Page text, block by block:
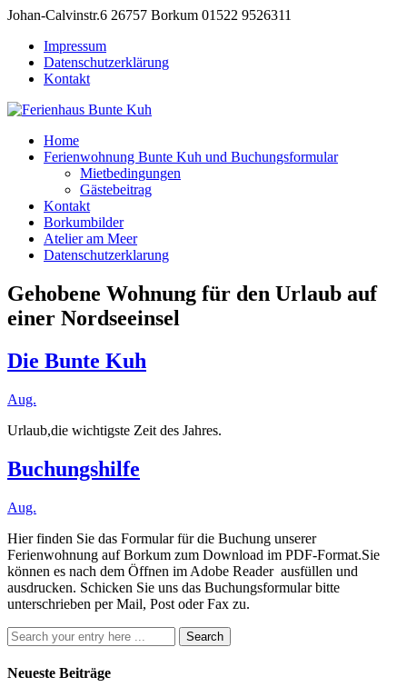
Johan-Calvinstr.6 26757 Borkum 01522 9526311
Impressum
Datenschutzerklärung
Kontakt
Home
Ferienwohnung Bunte Kuh und Buchungsformular
Mietbedingungen
Gästebeitrag
Kontakt
Borkumbilder
Atelier am Meer
Datenschutzerklarung
Gehobene Wohnung für den Urlaub auf
einer Nordseeinsel
Die Bunte Kuh
Aug.
Urlaub,die wichtigste Zeit des Jahres.
Buchungshilfe
Aug.
Hier finden Sie das Formular für die Buchung unserer
Ferienwohnung auf Borkum zum Download im PDF-Format.Sie
können es nach dem Öffnen im Adobe Reader ausfüllen und
ausdrucken. Schicken Sie uns das Buchungsformular bitte
unterschrieben per Mail, Post oder Fax zu.
Neueste Beiträge